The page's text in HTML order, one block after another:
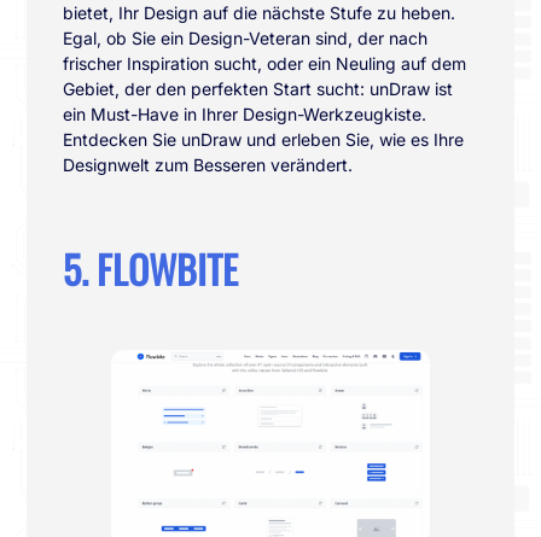
bietet, Ihr Design auf die nächste Stufe zu heben.
Egal, ob Sie ein Design-Veteran sind, der nach
frischer Inspiration sucht, oder ein Neuling auf dem
Gebiet, der den perfekten Start sucht: unDraw ist
ein Must-Have in Ihrer Design-Werkzeugkiste.
Entdecken Sie unDraw und erleben Sie, wie es Ihre
Designwelt zum Besseren verändert.
5. FLOWBITE